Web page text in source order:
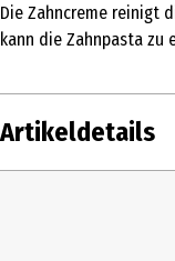
Die Zahncreme reinigt
kann die Zahnpasta zu
Artikeldetails